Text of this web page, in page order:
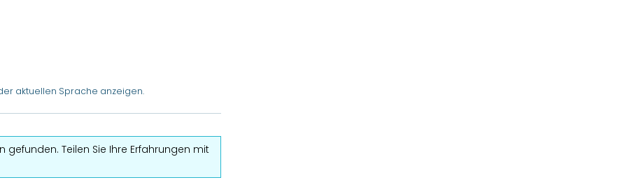
aktuellen Sprache anzeigen.
gefunden. Teilen Sie Ihre Erfahrungen mit